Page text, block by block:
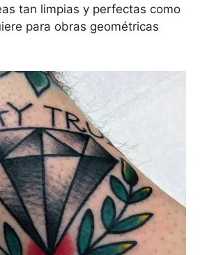
tan limpias y perfectas como
para obras geométricas